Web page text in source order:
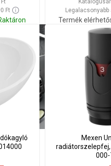
Ft
Legalacsonyabb
Termék
össze
Mexen
000-